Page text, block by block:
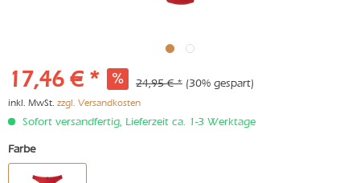
17,46 € * 24,95 € * (30% gespart)
inkl. MwSt. zzgl. Versandkosten
Sofort versandfertig, Lieferzeit ca. 1-3 Werktage
Farbe